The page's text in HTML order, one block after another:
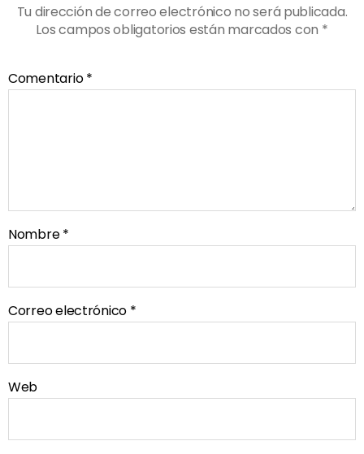
Tu dirección de correo electrónico no será publicada.
Los campos obligatorios están marcados con *
Comentario*
Nombre*
Correo electrónico *
Web